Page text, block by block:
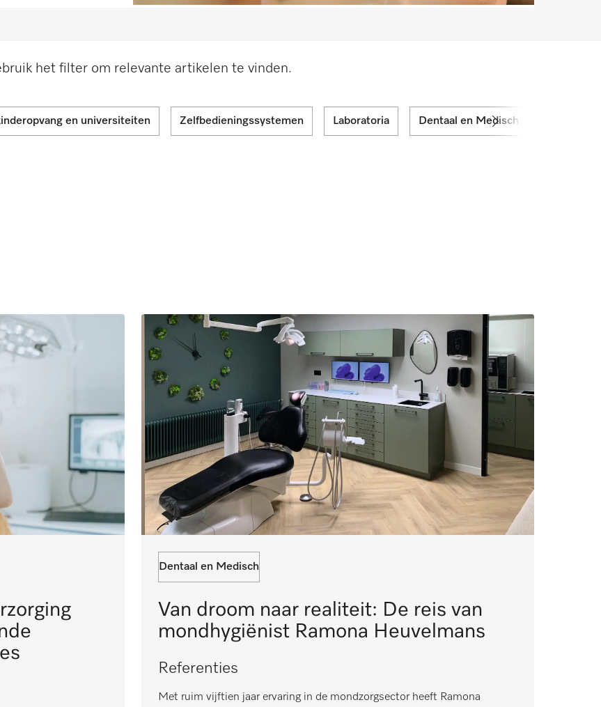
het filter om relevante artikelen te vinden.
en universiteiten Zelfbedieningssystemen Laboratoria Dentaal en Medisch
Dentaal en Medisch
Van droom naar realiteit: De reis van
mondhygiënist Ramona Heuvelmans
Referenties
Met ruim vijftien jaar ervaring in de mondzorgsector heeft Ramona